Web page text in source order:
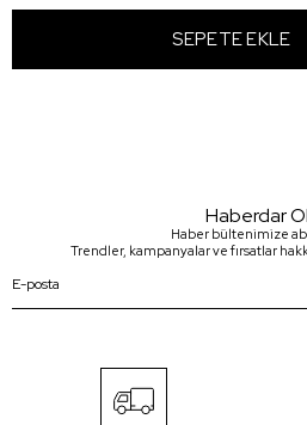
Haberdar
Haber bültenimize
Trendler, kampanyalar ve fırsatlar